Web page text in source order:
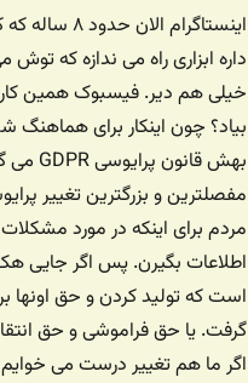
داره ابزاری راه می ندازه که
بیاد؟ چون اینکار برای هماهنگ
مردم برای اینکه در مورد مشکلات
اطلاعات بگیرن. پس اگر جایی
است که تولید کردن و حق اونها
گرفت. یا حق فراموشی و حق
اگر ما هم تغییر درست می خوایم